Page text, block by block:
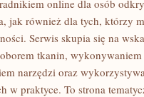
online dla osób
jak również dla tych, którzy
Serwis skupia się na
tkanin,
narzędzi oraz
w praktyce. To strona